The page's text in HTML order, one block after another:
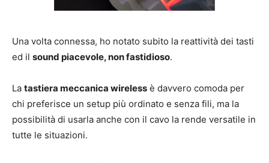
Una volta connessa, ho notato subito la reattività dei tasti
ed il sound piacevole, non fastidioso.
La tastiera meccanica wireless è davvero comoda per
chi preferisce un setup più ordinato e senza fili, ma la
possibilità di usarla anche con il cavo la rende versatile in
tutte le situazioni.